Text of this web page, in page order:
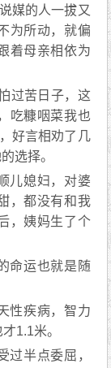
媒的人一拔又
为所动，就偏
着母亲相依为
过苦日子，这
吃糠咽菜我也
好言相劝了几
选择。
儿媳妇，对婆
，都没有和我
，姨妈生了个
命运也就是随
性疾病，智力
1.1米。
过半点委屈，